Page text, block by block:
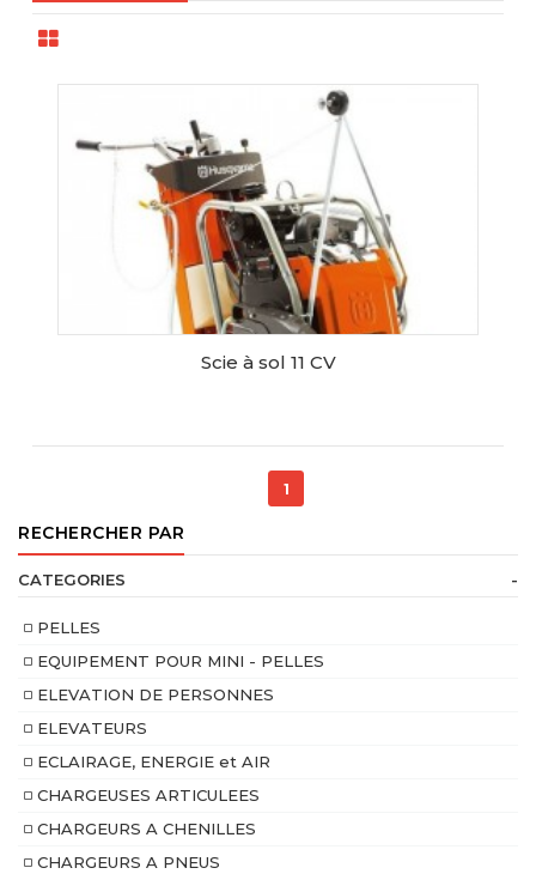
Scie à sol 11 CV
1
RECHERCHER PAR
CATEGORIES -
PELLES
EQUIPEMENT POUR MINI - PELLES
ELEVATION DE PERSONNES
ELEVATEURS
ECLAIRAGE, ENERGIE et AIR
CHARGEUSES ARTICULEES
CHARGEURS A CHENILLES
CHARGEURS A PNEUS